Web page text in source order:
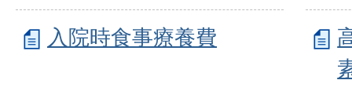
入院時食事療養費